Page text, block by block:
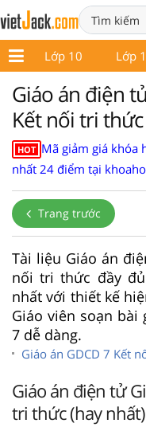
9 Lớp 10 Lớp
Giáo án điện
Kết nối tri
HOT Mã giảm giá khóa
nhất 24 điểm tại
Trang trước
Tài liệu Giáo án
nối tri thức đầy
nhất với thiết kế
Giáo viên soạn bài
7 dễ dàng.
Giáo án GDCD 7 Kết
Giáo án điện tử
tri thức (hay nhất)